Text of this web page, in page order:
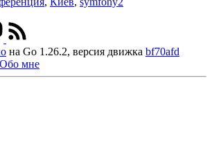
на Go 1.26.2, версия движка bf70afd
Обо мне